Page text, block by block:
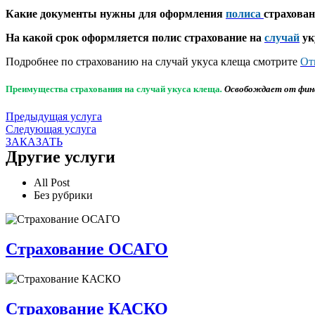
Какие документы нужны для оформления полиса
На какой срок оформляется полис страхование на случай
Подробнее по страхованию на случай укуса клеща смотрите
Преимущества страхования на случай укуса клеща. Освобождает от
Предыдущая услуга
Следующая услуга
ЗАКАЗАТЬ
Другие услуги
All Post
Без рубрики
Страхование ОСАГО
Страхование КАСКО